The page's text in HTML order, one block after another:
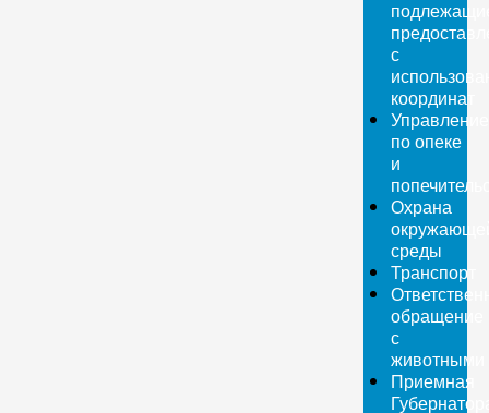
с
координат
Управление
по опеке
и
Охрана
среды
Транспорт
обращение
с
животными
Приемная